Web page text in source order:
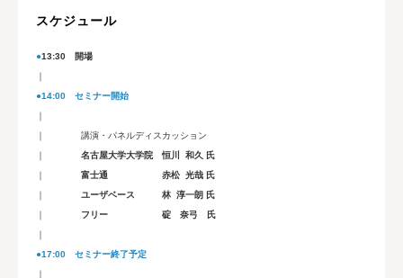
スケジュール
●13:30 開場
●14:00 セミナー開始
｜ 講演・パネルディスカッション
名古屋大学大学院 恒川 和久 氏
富士通 赤松 光哉 氏
ユーザベース 林 淳一朗 氏
フリー 碇 奈弓 氏
●17:00 セミナー終了予定